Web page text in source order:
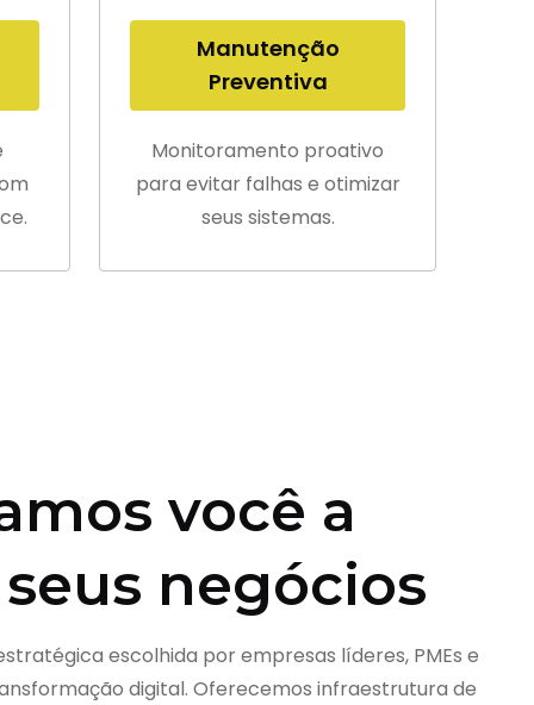
Manutenção
Preventiva
Monitoramento proativo
para evitar falhas e otimizar
seus sistemas.
você a
negócios
escolhida por empresas líderes, PMEs e
digital. Oferecemos infraestrutura de